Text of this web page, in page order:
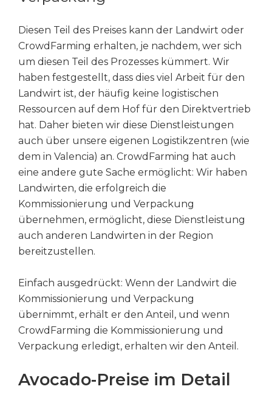
Diesen Teil des Preises kann der Landwirt oder
CrowdFarming erhalten, je nachdem, wer sich
um diesen Teil des Prozesses kümmert. Wir
haben festgestellt, dass dies viel Arbeit für den
Landwirt ist, der häufig keine logistischen
Ressourcen auf dem Hof für den Direktvertrieb
hat. Daher bieten wir diese Dienstleistungen
auch über unsere eigenen Logistikzentren (wie
dem in Valencia) an. CrowdFarming hat auch
eine andere gute Sache ermöglicht: Wir haben
Landwirten, die erfolgreich die
Kommissionierung und Verpackung
übernehmen, ermöglicht, diese Dienstleistung
auch anderen Landwirten in der Region
bereitzustellen.
Einfach ausgedrückt: Wenn der Landwirt die
Kommissionierung und Verpackung
übernimmt, erhält er den Anteil, und wenn
CrowdFarming die Kommissionierung und
Verpackung erledigt, erhalten wir den Anteil.
Avocado-Preise im Detail